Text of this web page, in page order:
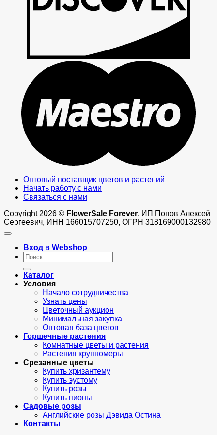
Оптовый поставщик цветов и растений
Начать работу с нами
Связаться с нами
Copyright 2026 © FlowerSale Forever, ИП Попов Алексей
Сергеевич, ИНН 166015707250, ОГРН 318169000132980
Вход в Webshop
Искать:
Каталог
Условия
Начало сотрудничества
Узнать цены
Цветочный аукцион
Минимальная закупка
Оптовая база цветов
Горшечные растения
Комнатные цветы и растения
Растения крупномеры
Срезанные цветы
Купить хризантему
Купить эустому
Купить розы
Купить пионы
Садовые розы
Английские розы Дэвида Остина
Контакты